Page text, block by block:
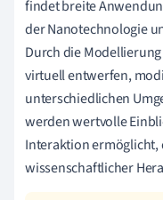
findet breite
der Nanotechnologie
Durch die
virtuell entwerfen,
unterschiedlichen
werden wertvolle
Interaktion ermöglicht,
wissenschaftlicher